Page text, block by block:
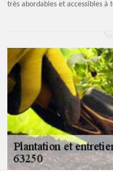
très abordables et accessibles à